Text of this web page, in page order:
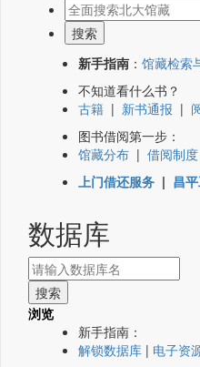
新手指南 ： 馆藏检索
不知道看什么书？
古籍 | 新书通报 |
图书借阅第一步：
馆藏分布 | 借阅制度
上门借还服务 | 昌
数据库
浏览
新手指南：
解锁数据库 | 电子资